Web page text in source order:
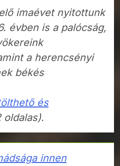
imaévet nyitottunk
évben is a palócság,
a herencsényi
békés
és
innen